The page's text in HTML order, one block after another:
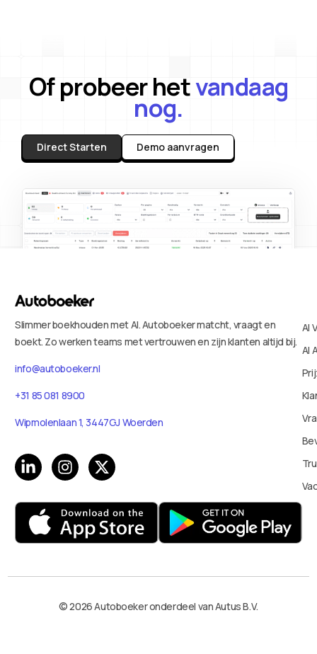
Of probeer hetvandaag
nog.
Direct Starten Demo aanvragen
Slimmer boekhouden met AI. Autoboeker matcht, vraagt en
boekt. Zo werken teams met vertrouwen en zijn klanten altijd bij.
info@autoboeker.nl
+31 85 081 8900
Wipmolenlaan 1, 3447GJ Woerden
AI
AI
© 2026 Autoboeker onderdeel van Autus B.V.